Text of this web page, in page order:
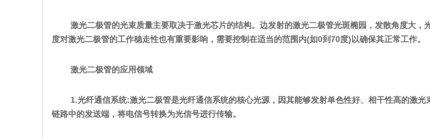
激光二极管的光束质量主要取决于激光芯片的结构。边发射的激光二极管光斑椭园，发散角度大
度对激光二极管的工作稳走性也有重要影响，需要控制在适当的范围内(如0到70度)以确保其正常工作。
激光二极管的应用领域
1.光纤通信系统:激光二极管是光纤通信系统的核心光源，因其能够发射单色性好、相干性高的激
链路中的发送端，将电信号转换为光信号进行传输。